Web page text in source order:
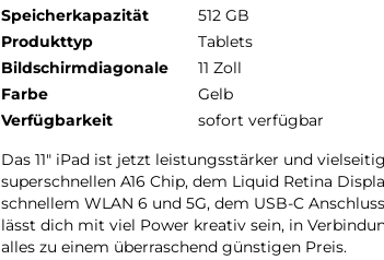
Speicherkapazität
512 GB
Produkttyp
Tablets
Bildschirmdiagonale
11 Zoll
Farbe
Gelb
Verfügbarkeit
sofort verfügbar
Das 11″ iPad ist jetzt leistungsstärker und
superschnellen A16 Chip, dem Liquid Retina
schnellem WLAN 6 und 5G, dem USB-C
lässt dich mit viel Power kreativ sein, in
alles zu einem überraschend günstigen Preis.